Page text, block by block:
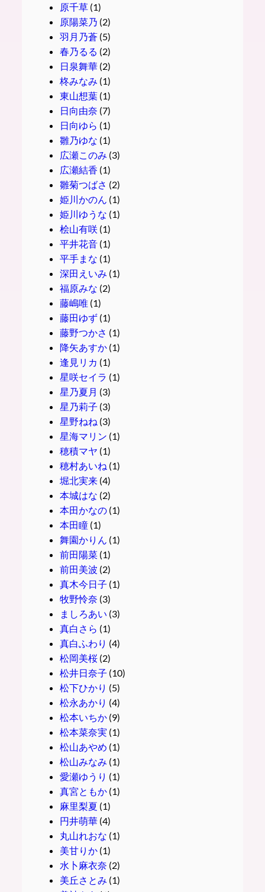
原千草 (1)
原陽菜乃 (2)
羽月乃蒼(5)
春乃るる (2)
日泉舞華(2)
柊みなみ (1)
東山想葉(1)
日向由奈 (7)
日向ゆら (1)
雛乃ゆな (1)
広瀬このみ (3)
広瀬結香 (1)
雛菊つばさ (2)
姫川かのん (1)
姫川ゆうな (1)
桧山有咲(1)
平井花音(1)
平手まな (1)
深田えいみ (1)
福原みな (2)
藤嶋唯(1)
藤田ゆず(1)
藤野つかさ (1)
降矢あすか(1)
逢見リカ (1)
星咲セイラ (1)
星乃夏月 (3)
星乃莉子 (3)
星野ねね (3)
星海マリン (1)
穂積マヤ (1)
穂村あいね (1)
堀北実来(4)
本城はな (2)
本田かなの(1)
本田瞳(1)
舞園かりん (1)
前田陽菜(1)
前田美波 (2)
真木今日子 (1)
牧野怜奈 (3)
ましろあい (3)
真白さら (1)
真白ふわり (4)
松岡美桜(2)
松井日奈子 (10)
松下ひかり (5)
松永あかり (4)
松本いちか(9)
松本菜奈実 (1)
松山あやめ (1)
松山みなみ (1)
愛瀬ゆうり (1)
真宮ともか(1)
麻里梨夏 (1)
円井萌華(4)
丸山れおな (1)
美甘りか(1)
水卜麻衣奈 (2)
美丘さとみ (1)